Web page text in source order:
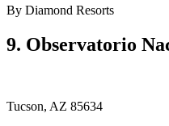
By Diamond Resorts
9. Observatorio
Tucson, AZ 85634